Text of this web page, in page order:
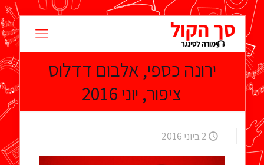
ירונה כספי, אלבום דדלוס
ציפור, יוני 2016
2 ביוני 2016